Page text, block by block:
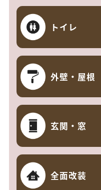
トイレ
外壁・屋根
玄関・窓
全面改装